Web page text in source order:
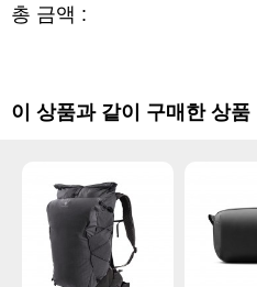
총 금액 :
이 상품과 같이 구매한 상품